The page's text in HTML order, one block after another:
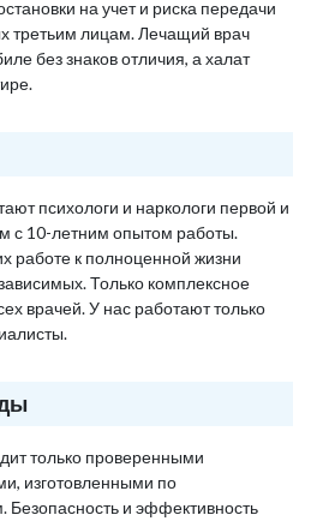
на учет и риска передачи
третьим лицам. Лечащий врач
без знаков отличия, а халат
психологи и наркологи первой и
с 10-летним опытом работы.
работе к полноценной жизни
Только комплексное
врачей. У нас работают только
только проверенными
изготовленными по
Безопасность и эффективность